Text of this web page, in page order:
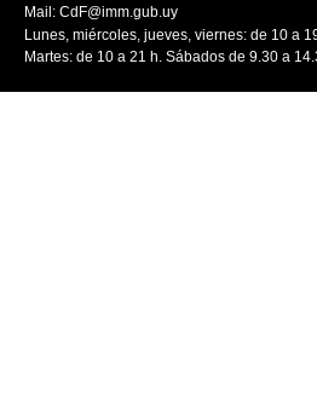
Mail: CdF@imm.gub.uy
Lunes, miércoles, jueves, viernes: de 10 a
Martes: de 10 a 21 h. Sábados de 9.30 a